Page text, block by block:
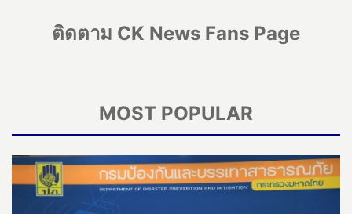
ติดตาม CK News Fans Page
MOST POPULAR